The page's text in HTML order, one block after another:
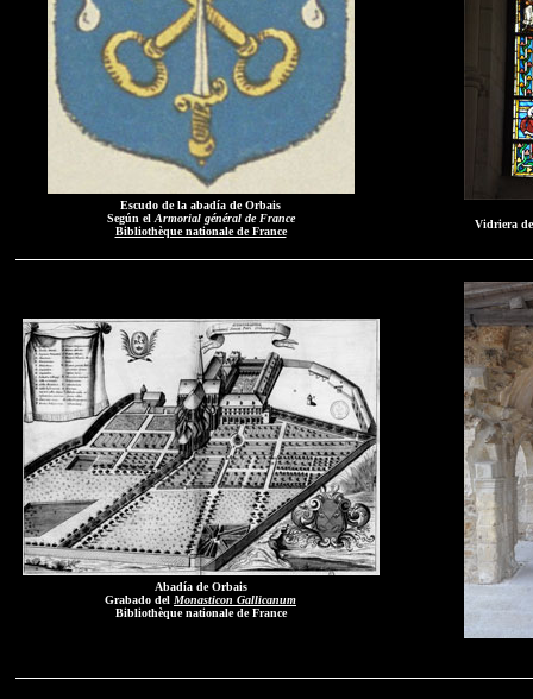
Escudo de la abadía de Orbais
Según el Armorial général de France
Bibliothèque nationale de France
Vidriera
Abadía de Orbais
Grabado del Monasticon Gallicanum
Bibliothèque nationale de France